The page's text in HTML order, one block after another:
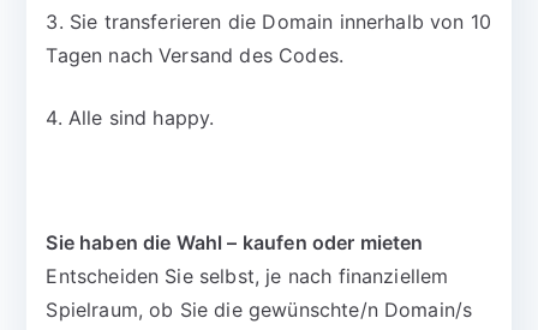
3. Sie transferieren die Domain innerhalb von 10
Tagen nach Versand des Codes.
4. Alle sind happy.
Sie haben die Wahl – kaufen oder mieten
Entscheiden Sie selbst, je nach finanziellem
Spielraum, ob Sie die gewünschte/n Domain/s